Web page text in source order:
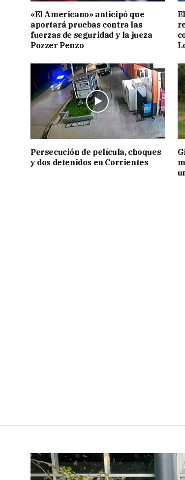
«El Americano» anticipó que
aportará pruebas contra las
fuerzas de seguridad y la jueza
Pozzer Penzo
Persecución de película, choques
y dos detenidos en Corrientes